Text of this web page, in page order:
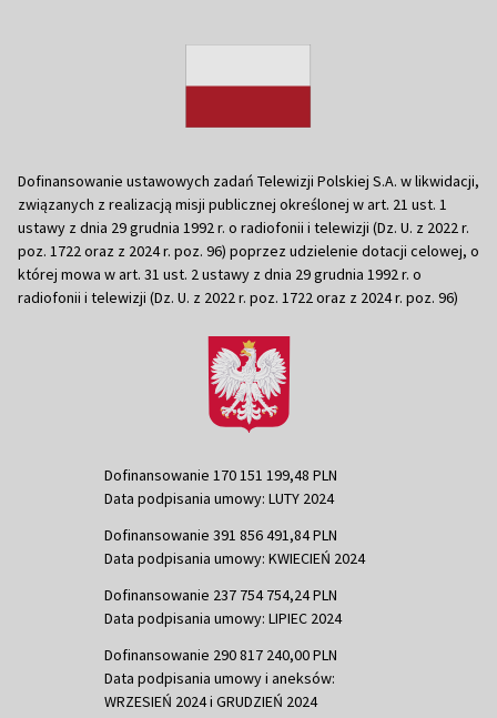
Dofinansowanie ustawowych zadań Telewizji Polskiej S.A. w likwidacji,
związanych z realizacją misji publicznej określonej w art. 21 ust. 1
ustawy z dnia 29 grudnia 1992 r. o radiofonii i telewizji (Dz. U. z 2022 r.
poz. 1722 oraz z 2024 r. poz. 96) poprzez udzielenie dotacji celowej, o
której mowa w art. 31 ust. 2 ustawy z dnia 29 grudnia 1992 r. o
radiofonii i telewizji (Dz. U. z 2022 r. poz. 1722 oraz z 2024 r. poz. 96)
Dofinansowanie 170 151 199,48 PLN
Data podpisania umowy: LUTY 2024
Dofinansowanie 391 856 491,84 PLN
Data podpisania umowy: KWIECIEŃ 2024
Dofinansowanie 237 754 754,24 PLN
Data podpisania umowy: LIPIEC 2024
Dofinansowanie 290 817 240,00 PLN
Data podpisania umowy i aneksów:
WRZESIEŃ 2024 i GRUDZIEŃ 2024